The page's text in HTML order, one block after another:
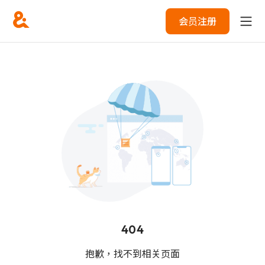
会员注册
404
抱歉，找不到相关页面